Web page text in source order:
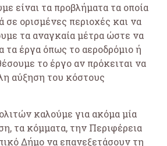
είναι τα προβλήματα τα οποία
ορισμένες περιοχές και να
τα αναγκαία μέτρα ώστε να
τα έργα όπως το αεροδρόμιο ή
το έργο αν πρόκειται να
αύξηση του κόστους
καλούμε για ακόμα μία
τα κόμματα, την Περιφέρεια
Δήμο να επανεξετάσουν τη